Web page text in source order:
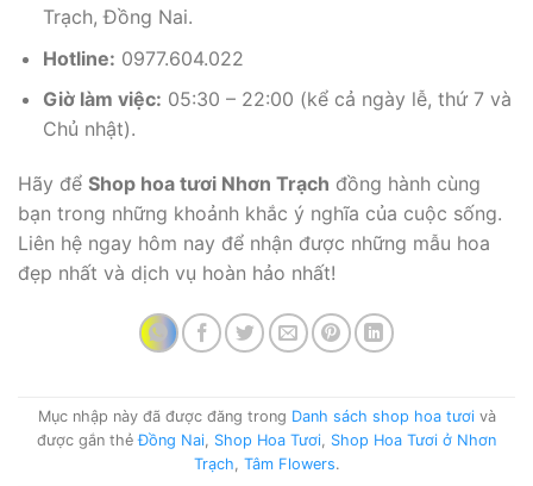
Trạch, Đồng Nai.
Hotline: 0977.604.022
Giờ làm việc: 05:30 – 22:00 (kể cả ngày lễ, thứ 7 và
Chủ nhật).
Hãy để Shop hoa tươi Nhơn Trạch đồng hành cùng
bạn trong những khoảnh khắc ý nghĩa của cuộc sống.
Liên hệ ngay hôm nay để nhận được những mẫu hoa
đẹp nhất và dịch vụ hoàn hảo nhất!
Mục nhập này đã được đăng trong Danh sách shop hoa tươivà
được gắn thẻĐồng Nai, Shop Hoa Tươi, Shop Hoa Tươi ở Nhơn
Trạch, Tâm Flowers.